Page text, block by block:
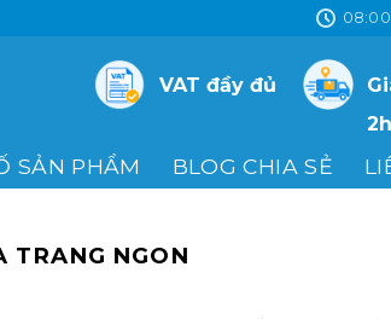
08:00
VAT đầy đủ
2h
SẢN PHẨM BLOG CHIA SẺ
TRANG NGON